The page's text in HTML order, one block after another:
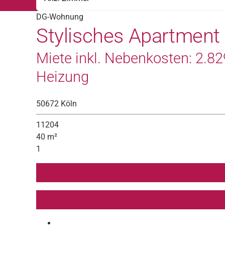
DG-Wohnung
Stylisches
Miete inkl. Nebenkosten:
Heizung
50672 Köln
11204
40 m²
1